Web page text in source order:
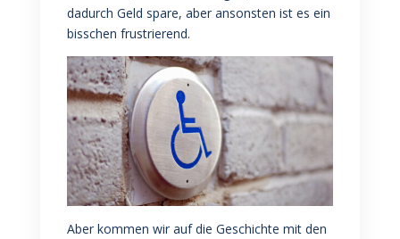
dadurch Geld spare, aber ansonsten ist es ein
bisschen frustrierend.
Aber kommen wir auf die Geschichte mit den